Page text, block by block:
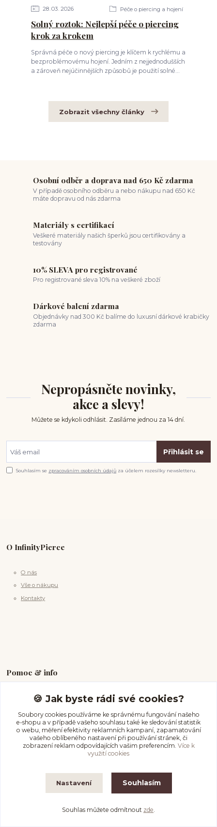
28 03 2026 Péče o piercing a hojení
Solný roztok: Nejlepší péče o piercing
krok za krokem
Správná péče o nový piercing je klíčem k rychlému a
bezproblémovému hojení. Jedním z nejjednodušších
a zároveň nejúčinnějších způsobů je použití solné...
Zobrazit všechny články
Osobní odběr a doprava nad 650 Kč zdarma
V případě osobního odběru a nebo nákupu nad 650 Kč
máte dopravu od nás zdarma
Materiály s certifikací
Veškeré materiály našich šperků jsou certifikovány a
testovány
10% SLEVA pro registrované
Pro registrované sleva 10% na veškeré zboží
Dárkové balení zdarma
Objednávky nad 300 Kč balíme do luxusní dárkové krabičky
zdarma
Nepropásněte novinky,
akce a slevy!
Můžete se kdykoli odhlásit. Zasíláme jednou za 14 dní.
Přihlásit se
Souhlasím se zpracováním osobních údajů za účelem rozesílky newsletteru.
O InfinityPierce
O nás
Vše o nákupu
Kontakty
Pomoc & info
Průvodce velikostí
Péče o piercing
Vrácení & storno
Doprava a platba
Na Olmovci 1454
Orlová Lutyně, 735 14
🍪 Jak byste rádi své cookies?
Soubory cookies používáme ke správnému fungování našeho
e-shopu a v případě vašeho souhlasu také ke sledování statistik
o webu, měření efektivity reklamních kampaní, zapamatování
vašeho oblíbeného nastavení při používání stránek, či
zobrazení reklam odpovídajících vašim preferencím. Více k
využití cookies
Nastavení Souhlasím
Souhlas můžete odmítnout zde